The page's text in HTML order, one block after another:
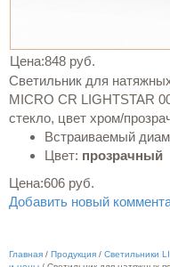
Цена:848 руб.
Светильник для
MICRO CR LIGHTSTAR
стекло, цвет хром/
Встраиваемый
Цвет: прозрачный
Цена:606 руб.
Добавить новый
Главная / Продукция / Светильники